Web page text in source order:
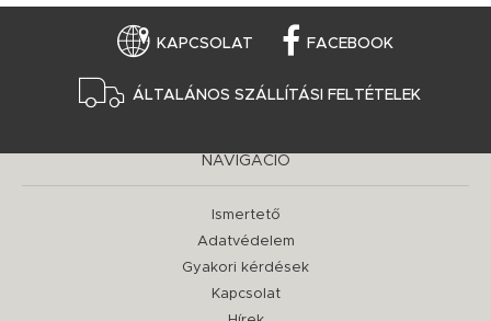
KAPCSOLAT FACEBOOK
ÁLTALÁNOS SZÁLLÍTÁSI FELTÉTELEK
NAVIGÁCIÓ
Ismertető
Adatvédelem
Gyakori kérdések
Kapcsolat